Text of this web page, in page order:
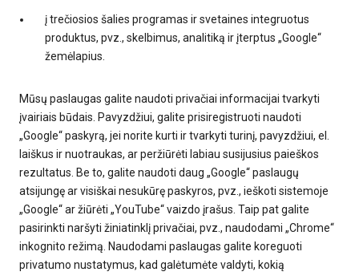
į trečiosios šalies programas ir svetaines integruotus
produktus, pvz., skelbimus, analitiką ir įterptus „Google“
žemėlapius.
Mūsų paslaugas galite naudoti privačiai informacijai tvarkyti
įvairiais būdais. Pavyzdžiui, galite prisiregistruoti naudoti
„Google“ paskyrą, jei norite kurti ir tvarkyti turinį, pavyzdžiui, el.
laiškus ir nuotraukas, ar peržiūrėti labiau susijusius paieškos
rezultatus. Be to, galite naudoti daug „Google“ paslaugų
atsijungę ar visiškai nesukūrę paskyros, pvz., ieškoti sistemoje
„Google“ ar žiūrėti „YouTube“ vaizdo įrašus. Taip pat galite
pasirinkti naršyti žiniatinklį privačiai, pvz., naudodami „Chrome“
inkognito režimą. Naudodami paslaugas galite koreguoti
privatumo nustatymus, kad galėtumėte valdyti, kokią